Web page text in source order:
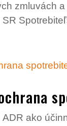
zmluvách
|ADR ako